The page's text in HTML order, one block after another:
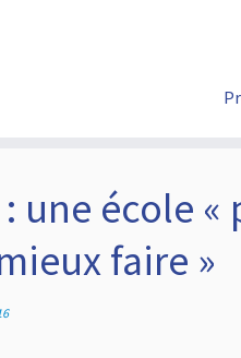
une école
faire »